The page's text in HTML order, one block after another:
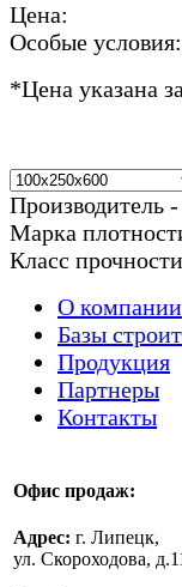
Цена:
Особые условия:
*Цена указана
Марка
Класс
О компании
Базы
Продукция
Партнеры
Контакты
Офис продаж:
Адрес: г. Липецк,
ул. Скороходова,